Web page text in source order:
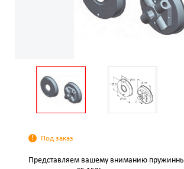
Под заказ
Представляем вашему вниманию